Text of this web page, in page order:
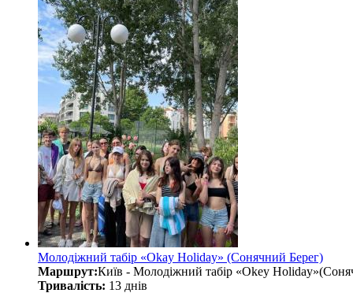
Молодіжний табір «Okay Holiday» (Сонячний Берег)
Маршрут:Київ - Молодіжний табір «Okey
Тривалість: 13 днів